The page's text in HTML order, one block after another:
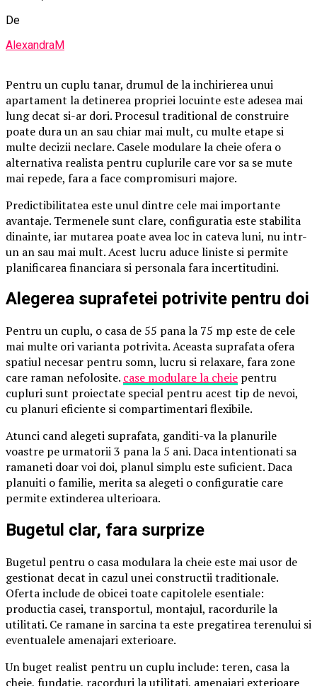
De
AlexandraM
Pentru un cuplu tanar, drumul de la inchirierea unui
apartament la detinerea propriei locuinte este adesea mai
lung decat si-ar dori. Procesul traditional de construire
poate dura un an sau chiar mai mult, cu multe etape si
multe decizii neclare. Casele modulare la cheie ofera o
alternativa realista pentru cuplurile care vor sa se mute
mai repede, fara a face compromisuri majore.
Predictibilitatea este unul dintre cele mai importante
avantaje. Termenele sunt clare, configuratia este stabilita
dinainte, iar mutarea poate avea loc in cateva luni, nu intr-
un an sau mai mult. Acest lucru aduce liniste si permite
planificarea financiara si personala fara incertitudini.
Alegerea suprafetei potrivite pentru doi
Pentru un cuplu, o casa de 55 pana la 75 mp este de cele
mai multe ori varianta potrivita. Aceasta suprafata ofera
spatiul necesar pentru somn, lucru si relaxare, fara zone
care raman nefolosite. case modulare la cheie pentru
cupluri sunt proiectate special pentru acest tip de nevoi,
cu planuri eficiente si compartimentari flexibile.
Atunci cand alegeti suprafata, ganditi-va la planurile
voastre pe urmatorii 3 pana la 5 ani. Daca intentionati sa
ramaneti doar voi doi, planul simplu este suficient. Daca
planuiti o familie, merita sa alegeti o configuratie care
permite extinderea ulterioara.
Bugetul clar, fara surprize
Bugetul pentru o casa modulara la cheie este mai usor de
gestionat decat in cazul unei constructii traditionale.
Oferta include de obicei toate capitolele esentiale:
productia casei, transportul, montajul, racordurile la
utilitati. Ce ramane in sarcina ta este pregatirea terenului si
eventualele amenajari exterioare.
Un buget realist pentru un cuplu include: teren, casa la
cheie, fundatie, racorduri la utilitati, amenajari exterioare